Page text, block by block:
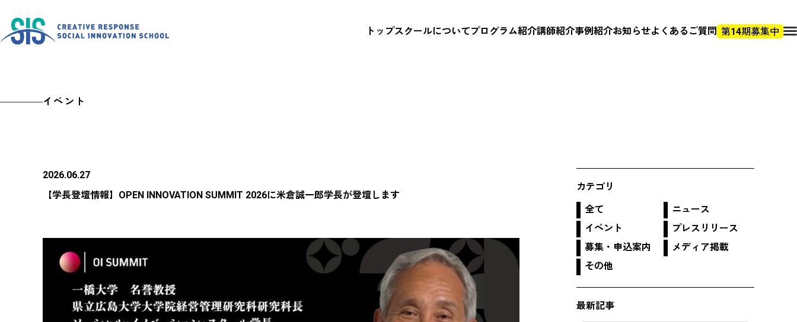
トップスクールについてプログラム紹介講師紹介事例紹介お知らせよくあるご質問 第14期募集中
イベント
2026.06.27
【学長登壇情報】OPEN INNOVATION SUMMIT 2026に米倉誠一郎学長が登壇します
カテゴリ
全て
ニュース
イベント
プレスリリース
募集・申込案内
メディア掲載
その他
最新記事